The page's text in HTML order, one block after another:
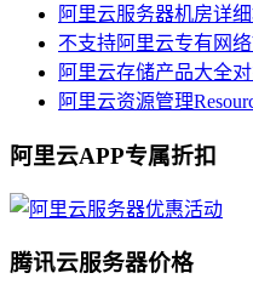
阿里云服务器机房详
不支持阿里云专有网
阿里云存储产品大全
阿里云资源管理
阿里云APP专属折扣
腾讯云服务器价格